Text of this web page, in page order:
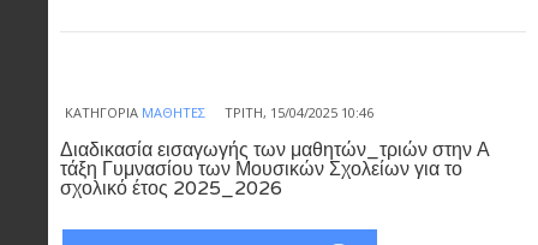
ΚΑΤΗΓΟΡΊΑ ΜΑΘΗΤΈΣ ΤΡΊΤΗ, 15/04/2025 10:46
Διαδικασία εισαγωγής των μαθητών_τριών στην Α
τάξη Γυμνασίου των Μουσικών Σχολείων για το
σχολικό έτος 2025_2026